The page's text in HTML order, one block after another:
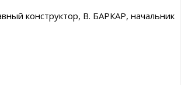
конструктор, В. БАРКАР, начальник